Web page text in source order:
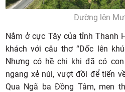
Đường lên
Nằm ở cực Tây của tỉnh Thanh
khách với câu thơ “Dốc lên
Nhưng có hề chi khi đã có
ngang xẻ núi, vượt đồi để tiến
Qua Ngã ba Đồng Tâm, men